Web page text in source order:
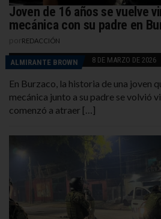
Joven de 16 años se vuelve
mecánica con su padre en
REDACCIÓN
ALMIRANTE BROWN 8 DE MARZO DE 2026
En Burzaco, la historia de una joven
mecánica junto a su padre se volvió
comenzó a atraer […]